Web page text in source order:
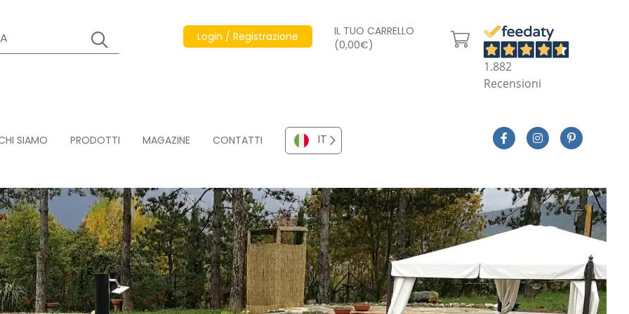
Login / Registrazione
IL TUO CARRELLO
(0,00€)
1.882
Recensioni
SIAMO PRODOTTI MAGAZINE CONTATTI IT